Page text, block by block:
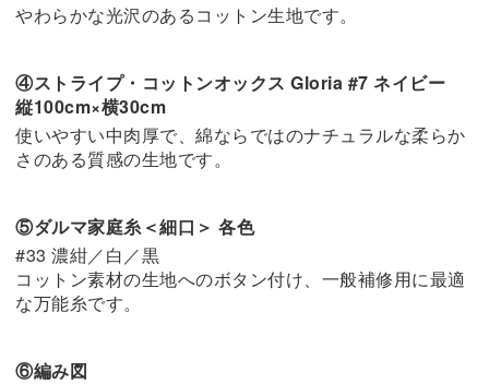
やわらかな光沢のあるコットン生地です。
④ストライプ・コットンオックス Gloria #7 ネイビー
縦100cm×横30cm
使いやすい中肉厚で、綿ならではのナチュラルな柔らか
さのある質感の生地です。
⑤ダルマ家庭糸＜細口＞ 各色
#33 濃紺／白／黒
コットン素材の生地へのボタン付け、一般補修用に最適
な万能糸です。
⑥編み図